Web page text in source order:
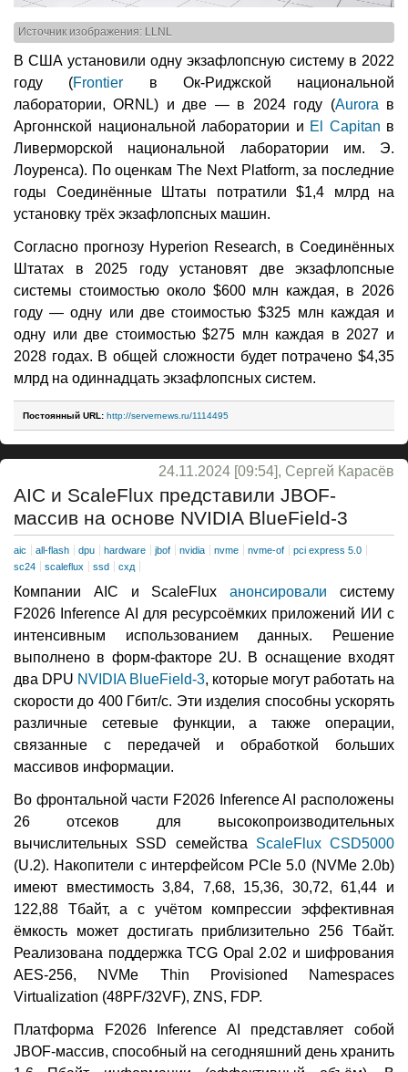
Источник изображения: LLNL
В США установили одну экзафлопсную систему в 2022
году (Frontier в Ок-Риджской национальной
лаборатории, ORNL) и две — в 2024 году (Aurora в
Аргоннской национальной лаборатории и El Capitan в
Ливерморской национальной лаборатории им. Э.
Лоуренса). По оценкам The Next Platform, за последние
годы Соединённые Штаты потратили $1,4 млрд на
установку трёх экзафлопсных машин.
Согласно прогнозу Hyperion Research, в Соединённых
Штатах в 2025 году установят две экзафлопсные
системы стоимостью около $600 млн каждая, в 2026
году — одну или две стоимостью $325 млн каждая и
одну или две стоимостью $275 млн каждая в 2027 и
2028 годах. В общей сложности будет потрачено $4,35
млрд на одиннадцать экзафлопсных систем.
Постоянный URL: http://servernews.ru/1114495
24.11.2024 [09:54], Сергей Карасёв
AIC и ScaleFlux представили JBOF-
массив на основе NVIDIA BlueField-3
aic all-flash dpu hardware jbof nvidia nvme nvme-of
pci express 5.0
sc24
scaleflux ssd схд
Компании AIC и ScaleFluxанонсировали систему
F2026 Inference AI для ресурсоёмких приложений ИИ с
интенсивным использованием данных. Решение
выполнено в форм-факторе 2U. В оснащение входят
два DPU NVIDIA BlueField-3, которые могут работать на
скорости до 400 Гбит/с. Эти изделия способны ускорять
различные сетевые функции, а также операции,
связанные с передачей и обработкой больших
массивов информации.
Во фронтальной части F2026 Inference AI расположены
26 отсеков для высокопроизводительных
вычислительных SSD семейства ScaleFlux CSD5000
(U.2). Накопители с интерфейсом PCIe 5.0 (NVMe 2.0b)
имеют вместимость 3,84, 7,68, 15,36, 30,72, 61,44 и
122,88 Тбайт, а с учётом компрессии эффективная
ёмкость может достигать приблизительно 256 Тбайт.
Реализована поддержка TCG Opal 2.02 и шифрования
AES-256, NVMe Thin Provisioned Namespaces
Virtualization (48PF/32VF), ZNS, FDP.
Платформа F2026 Inference AI представляет собой
JBOF-массив, способный на сегодняшний день хранить